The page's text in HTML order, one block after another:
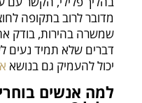
מדובר לרוב בתקופה
שמשרה בהירות, בודק
דברים שלא תמיד
יכול להעמיק גם בנושא
למה אנשים